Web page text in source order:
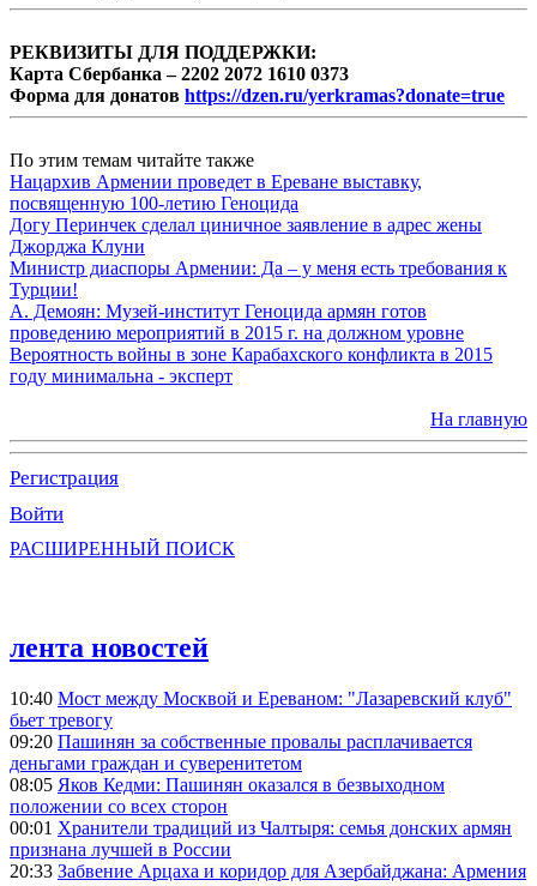
РЕКВИЗИТЫ ДЛЯ ПОДДЕРЖКИ:
Карта Сбербанка – 2202 2072 1610 0373
Форма для донатов https://dzen.ru/yerkramas?donate=true
По этим темам читайте также
Нацархив Армении проведет в Ереване выставку,
посвященную 100-летию Геноцида
Догу Перинчек сделал циничное заявление в адрес жены
Джорджа Клуни
Министр диаспоры Армении: Да – у меня есть требования к
Турции!
А. Демоян: Музей-институт Геноцида армян готов
проведению мероприятий в 2015 г. на должном уровне
Вероятность войны в зоне Карабахского конфликта в 2015
году минимальна - эксперт
На главную
Регистрация
Войти
РАСШИРЕННЫЙ ПОИСК
лента новостей
10:40 Мост между Москвой и Ереваном: "Лазаревский клуб"
бьет тревогу
09:20 Пашинян за собственные провалы расплачивается
деньгами граждан и суверенитетом
08:05 Яков Кедми: Пашинян оказался в безвыходном
положении со всех сторон
00:01 Хранители традиций из Чалтыря: семья донских армян
признана лучшей в России
20:33 Забвение Арцаха и коридор для Азербайджана: Армения